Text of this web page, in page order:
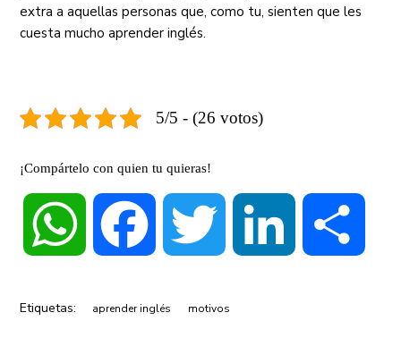
extra a aquellas personas que, como tu, sienten que les
cuesta mucho aprender inglés.
5/5 - (26 votos)
¡Compártelo con quien tu quieras!
WhatsApp Facebook Twitter LinkedIn
Etiquetas: aprender inglés motivos